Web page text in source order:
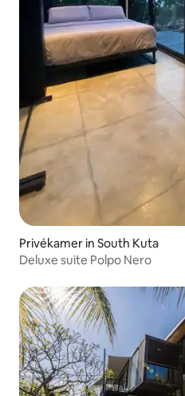
Privékamer in South Kuta
Deluxe suite Polpo Nero